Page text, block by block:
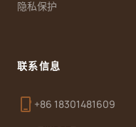
隐私保护
联系信息
phone_iphone +86 18301481609